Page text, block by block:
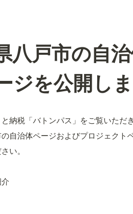
八戸市の自
ジを公開し
納税「バトンパス」をご覧いただ
自治体ページおよびプロジェクト
い。